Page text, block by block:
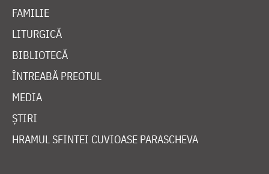
FAMILIE
LITURGICĂ
BIBLIOTECĂ
ÎNTREABĂ PREOTUL
MEDIA
ȘTIRI
HRAMUL SFINTEI CUVIOASE PARASCHEVA